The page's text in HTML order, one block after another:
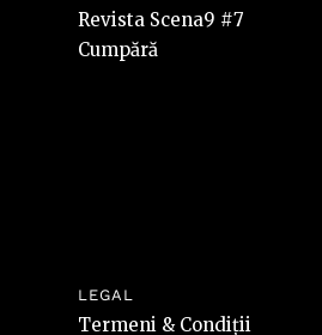
Revista Scena9 #7
Cumpără
LEGAL
Termeni & Condiții